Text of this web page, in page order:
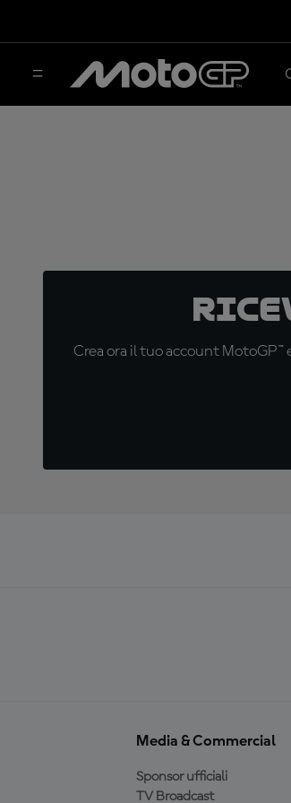
Crea ora il tuo account
Media & Commercial
Sponsor ufficiali
TV Broadcast